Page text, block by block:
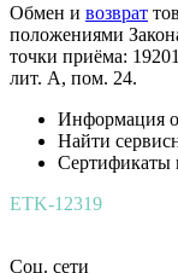
Обмен и возврат
положениями
точки приёма:
лит. А, пом. 24.
Информация о
Найти
Сертификаты
ETK-12319
Соц. сети